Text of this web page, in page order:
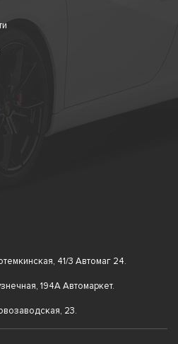
41/3 Автомаг 24.
194А Автомаркет.
23.